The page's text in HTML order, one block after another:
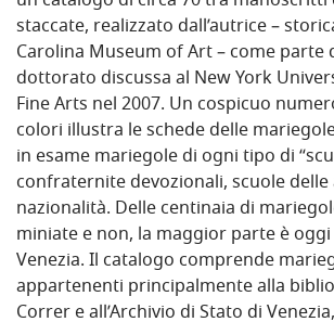
staccate, realizzato dall’autrice –
Carolina Museum of Art – come parte
dottorato discussa al New York
Fine Arts nel 2007. Un cospicuo
colori illustra le schede delle
in esame mariegole di ogni tipo di
confraternite devozionali, scuole
nazionalità. Delle centinaia di
miniate e non, la maggior parte è
Venezia. Il catalogo comprende
appartenenti principalmente alla
Correr e all’Archivio di Stato di